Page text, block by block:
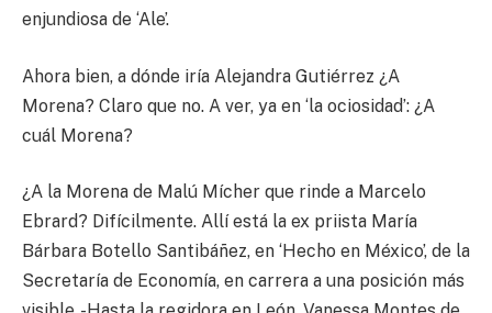
enjundiosa de ‘Ale’.
Ahora bien, a dónde iría Alejandra Gutiérrez ¿A
Morena? Claro que no. A ver, ya en ‘la ociosidad’: ¿A
cuál Morena?
¿A la Morena de Malú Mícher que rinde a Marcelo
Ebrard? Difícilmente. Allí está la ex priista María
Bárbara Botello Santibáñez, en ‘Hecho en México’, de la
Secretaría de Economía, en carrera a una posición más